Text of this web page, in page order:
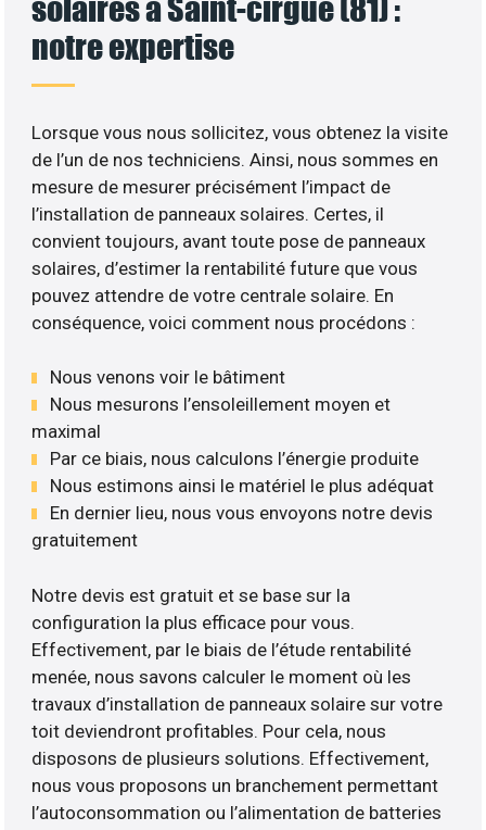
solaires à Saint-cirgue (81) :
notre expertise
Lorsque vous nous sollicitez, vous obtenez la visite
de l’un de nos techniciens. Ainsi, nous sommes en
mesure de mesurer précisément l’impact de
l’installation de panneaux solaires. Certes, il
convient toujours, avant toute pose de panneaux
solaires, d’estimer la rentabilité future que vous
pouvez attendre de votre centrale solaire. En
conséquence, voici comment nous procédons :
Nous venons voir le bâtiment
Nous mesurons l’ensoleillement moyen et
maximal
Par ce biais, nous calculons l’énergie produite
Nous estimons ainsi le matériel le plus adéquat
En dernier lieu, nous vous envoyons notre devis
gratuitement
Notre devis est gratuit et se base sur la
configuration la plus efficace pour vous.
Effectivement, par le biais de l’étude rentabilité
menée, nous savons calculer le moment où les
travaux d’installation de panneaux solaire sur votre
toit deviendront profitables. Pour cela, nous
disposons de plusieurs solutions. Effectivement,
nous vous proposons un branchement permettant
l’autoconsommation ou l’alimentation de batteries